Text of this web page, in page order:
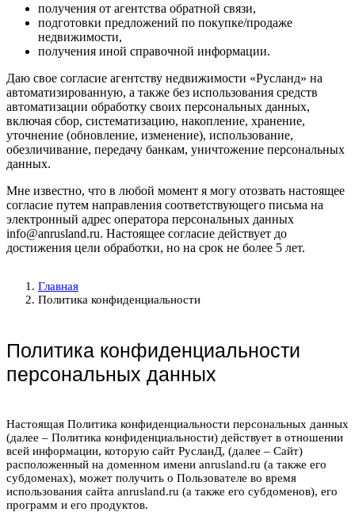
получения от агентства обратной связи,
подготовки предложений по покупке/продаже
недвижимости,
получения иной справочной информации.
Даю свое согласие агентству недвижимости «Русланд» на
автоматизированную, а также без использования средств
автоматизации обработку своих персональных данных,
включая сбор, систематизацию, накопление, хранение,
уточнение (обновление, изменение), использование,
обезличивание, передачу банкам, уничтожение персональных
данных.
Мне известно, что в любой момент я могу отозвать настоящее
согласие путем направления соответствующего письма на
электронный адрес оператора персональных данных
info@anrusland.ru. Настоящее согласие действует до
достижения цели обработки, но на срок не более 5 лет.
Главная
Политика конфиденциальности
Политика конфиденциальности
персональных данных
Настоящая Политика конфиденциальности персональных данных
(далее – Политика конфиденциальности) действует в отношении
всей информации, которую сайт РусланД, (далее – Сайт)
расположенный на доменном имени anrusland.ru (а также его
субдоменах), может получить о Пользователе во время
использования сайта anrusland.ru (а также его субдоменов), его
программ и его продуктов.